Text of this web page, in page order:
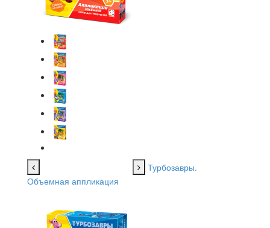
Турбозавры.
Объемная аппликация